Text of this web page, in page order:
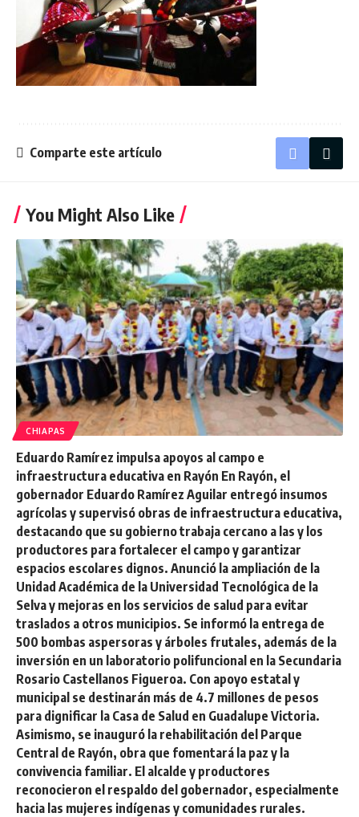
Comparte este artículo
You Might Also Like
CHIAPAS
Eduardo Ramírez impulsa apoyos al campo e
infraestructura educativa en Rayón En Rayón, el
gobernador Eduardo Ramírez Aguilar entregó insumos
agrícolas y supervisó obras de infraestructura educativa,
destacando que su gobierno trabaja cercano a las y los
productores para fortalecer el campo y garantizar
espacios escolares dignos. Anunció la ampliación de la
Unidad Académica de la Universidad Tecnológica de la
Selva y mejoras en los servicios de salud para evitar
traslados a otros municipios. Se informó la entrega de
500 bombas aspersoras y árboles frutales, además de la
inversión en un laboratorio polifuncional en la Secundaria
Rosario Castellanos Figueroa. Con apoyo estatal y
municipal se destinarán más de 4.7 millones de pesos
para dignificar la Casa de Salud en Guadalupe Victoria.
Asimismo, se inauguró la rehabilitación del Parque
Central de Rayón, obra que fomentará la paz y la
convivencia familiar. El alcalde y productores
reconocieron el respaldo del gobernador, especialmente
hacia las mujeres indígenas y comunidades rurales.